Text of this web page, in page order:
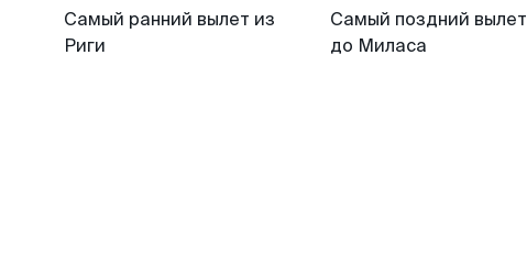
Самый ранний вылет из
Риги
Самый поздний вылет
до Миласа